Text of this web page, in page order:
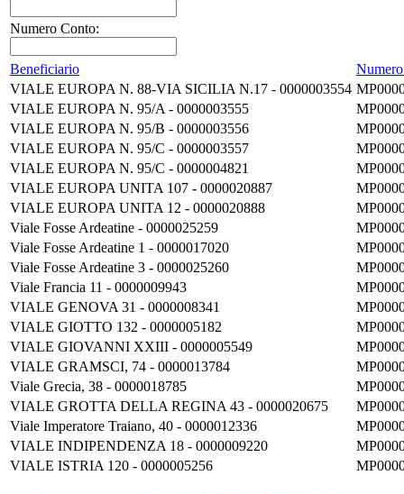
Numero Conto:
Beneficiario
VIALE EUROPA N. 88-VIA SICILIA N.17 - 0000003554
VIALE EUROPA N. 95/A - 0000003555
VIALE EUROPA N. 95/B - 0000003556
VIALE EUROPA N. 95/C - 0000003557
VIALE EUROPA N. 95/C - 0000004821
VIALE EUROPA UNITA 107 - 0000020887
VIALE EUROPA UNITA 12 - 0000020888
Viale Fosse Ardeatine - 0000025259
Viale Fosse Ardeatine 1 - 0000017020
Viale Fosse Ardeatine 3 - 0000025260
Viale Francia 11 - 0000009943
VIALE GENOVA 31 - 0000008341
VIALE GIOTTO 132 - 0000005182
VIALE GIOVANNI XXIII - 0000005549
VIALE GRAMSCI, 74 - 0000013784
Viale Grecia, 38 - 0000018785
VIALE GROTTA DELLA REGINA 43 - 0000020675
Viale Imperatore Traiano, 40 - 0000012336
VIALE INDIPENDENZA 18 - 0000009220
VIALE ISTRIA 120 - 0000005256